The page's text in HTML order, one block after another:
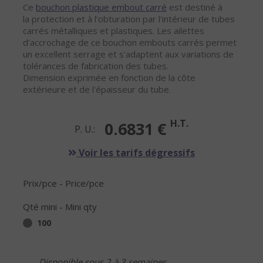
Ce bouchon plastique embout carré est destiné à
la protection et à l'obturation par l'intérieur de tubes
carrés métalliques et plastiques. Les ailettes
d'accrochage de ce bouchon embouts carrés permet
un excellent serrage et s'adaptent aux variations de
tolérances de fabrication des tubes.
Dimension exprimée en fonction de la côte
extérieure et de l'épaisseur du tube.
P. U.: 0.6831 € H.T.
Voir les tarifs dégressifs
Prix/pce - Price/pce
Qté mini - Mini qty
100